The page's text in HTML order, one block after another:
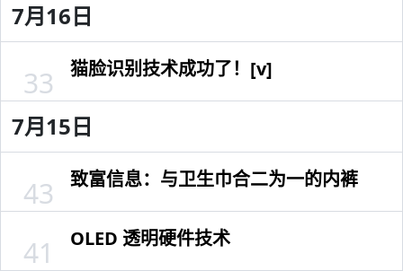
7月16日
猫脸识别技术成功了！[v]
33
7月15日
致富信息：与卫生巾合二为一的内裤
43
OLED 透明硬件技术
41